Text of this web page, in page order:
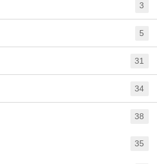
3
5
31
34
38
35